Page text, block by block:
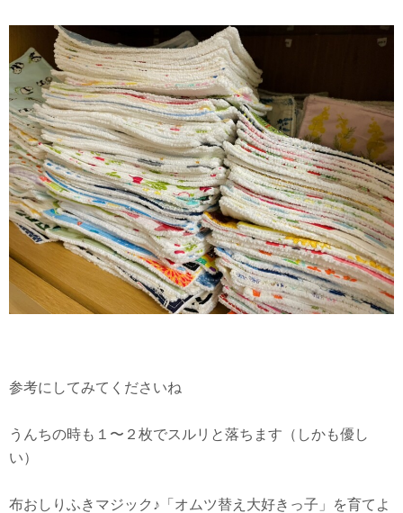
参考にしてみてくださいね
うんちの時も１〜２枚でスルリと落ちます（しかも優し
い）
布おしりふきマジック♪「オムツ替え大好きっ子」を育てよ